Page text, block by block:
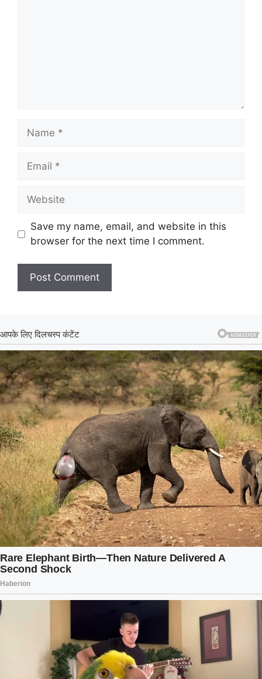
Name
Email
Website
Save my name, email, and website in this
browser for the next time I comment.